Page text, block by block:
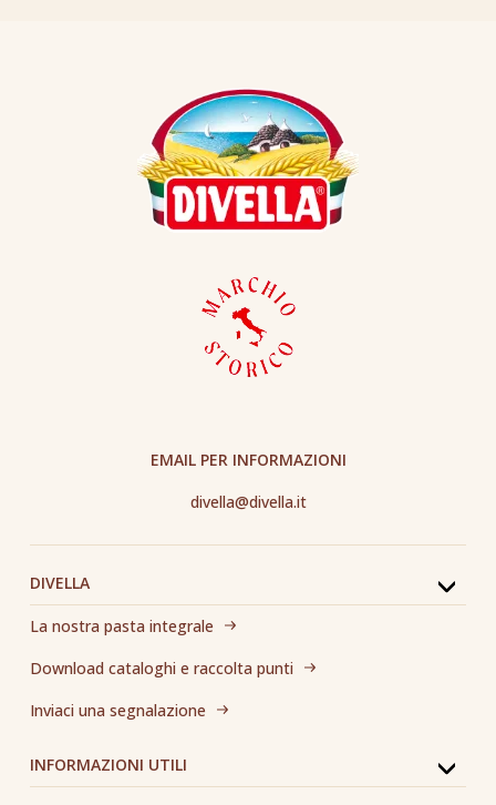
DIVELLA
La nostra pasta integrale
Download cataloghi e raccolta punti
Inviaci una segnalazione
INFORMAZIONI UTILI
EMAIL PER INFORMAZIONI
divella@divella.it